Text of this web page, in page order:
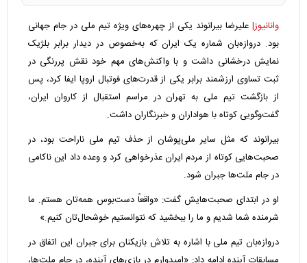
وانانیوز| علیرضا بیرانوند یکی از چهره‌های ویژه تیم ملی در جام جهانی
بود. دروازه‌بان شماره یک ایران که به‌خصوص در دیدار برابر بلژیک
نمایش درخشانی داشت و با واکنش‌های مهم خود نقش پررنگی در
ثبت تساوی ارزشمند برابر یکی از قدرت‌های فوتبال اروپا ایفا کرد، پس
از بازگشت تیم ملی به تهران در مراسم استقبال از کاروان ایران،
گفت‌وگویی کوتاه با هواداران و خبرنگاران داشت.
بیرانوند که مثل سایر ملی‌پوشان از حذف تیم ملی ناراحت بود، در
صحبت‌هایی کوتاه از مردم ایران عذرخواهی کرد و وعده داد این ناکامی
در جام ملت‌ها جبران شود.
او در ابتدای صحبت‌هایش گفت: «واقعاً دست‌بوس همه‌تان هستم. ما
شرمنده شما شدیم و ما را ببخشید که نتوانستیم خوشحال‌تان کنیم.»
دروازه‌بان تیم ملی با اشاره به تلاش بازیکنان برای جبران این اتفاق در